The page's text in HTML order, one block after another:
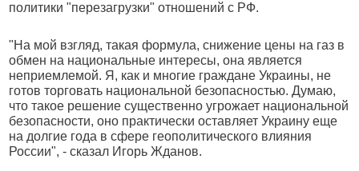
политики "перезагрузки" отношений с РФ.
"На мой взгляд, такая формула, снижение цены на газ в
обмен на национальные интересы, она является
неприемлемой. Я, как и многие граждане Украины, не
готов торговать национальной безопасностью. Думаю,
что такое решение существенно угрожает национальной
безопасности, оно практически оставляет Украину еще
на долгие года в сфере геополитического влияния
России", - сказал Игорь Жданов.